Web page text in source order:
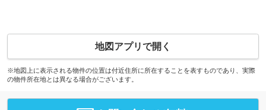
地図アプリで開く
※地図上に表示される物件の位置は付近住所に所在することを表すものであり、実際
の物件所在地とは異なる場合がございます。